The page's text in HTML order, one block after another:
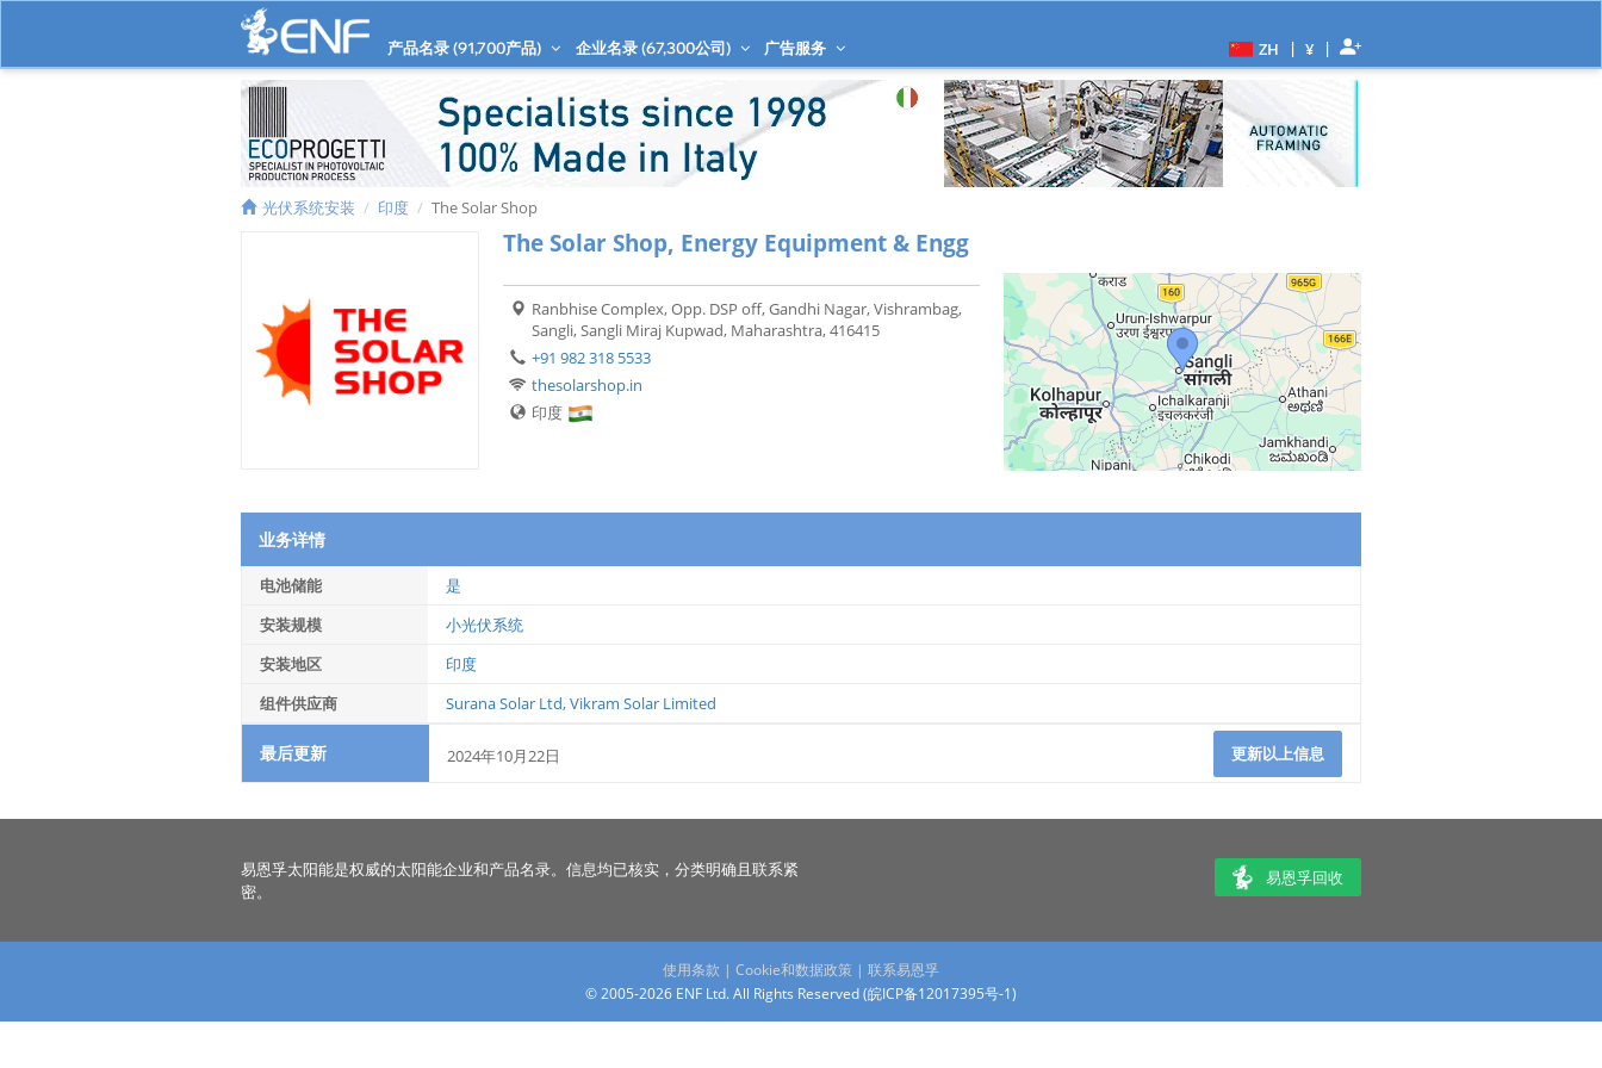
产品名录 (91,700产品) 企业名录 (67,300公司) 广告服务 ZH | ¥ |
光伏系统安装 印度 The Solar Shop
The Solar Shop, Energy Equipment & Engg
Ranbhise Complex, Opp. DSP off, Gandhi Nagar, Vishrambag,
Sangli, Sangli Miraj Kupwad, Maharashtra, 416415
+91 982 318 5533
thesolarshop.in
印度
业务详情
电池储能
是
安装规模
小光伏系统
安装地区
印度
组件供应商
Surana Solar Ltd,Vikram Solar Limited
最后更新 2024年10月22日 更新以上信息
易恩孚太阳能是权威的太阳能企业和产品名录。信息均已核实，分类明确且联系紧
密。
易恩孚回收
使用条款 | Cookie和数据政策 | 联系易恩孚
© 2005-2026 ENF Ltd. All Rights Reserved (皖ICP备12017395号-1)